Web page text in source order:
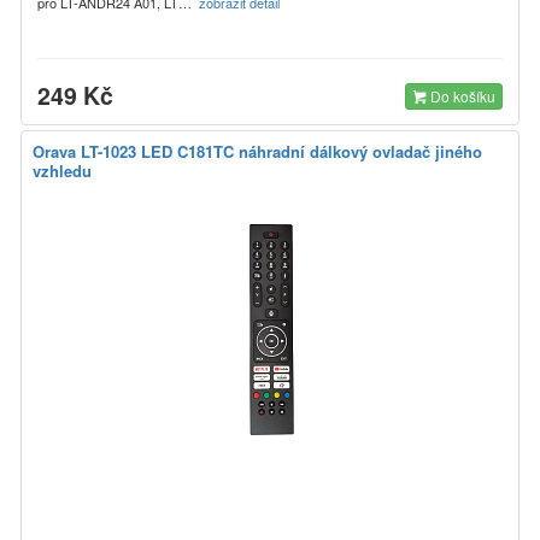
249 Kč Do košíku
Orava LT-1023 LED C181TC náhradní dálkový ovladač jiného
vzhledu